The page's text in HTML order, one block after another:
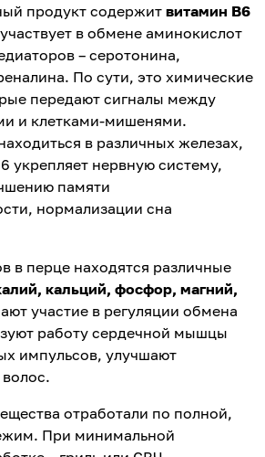
продукт содержит витамин В6
в обмене аминокислот
– серотонина,
По сути, это химические
передают сигналы между
и клетками-мишенями.
в различных железах,
укрепляет нервную систему,
памяти
нормализации сна
в перце находятся различные
кальций, фосфор, магний,
участие в регуляции обмена
работу сердечной мышцы
импульсов, улучшают
отработали по полной,
При минимальной